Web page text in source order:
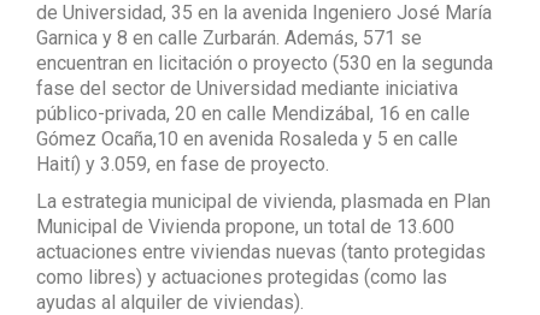
de Universidad, 35 en la avenida Ingeniero José María
Garnica y 8 en calle Zurbarán. Además, 571 se
encuentran en licitación o proyecto (530 en la segunda
fase del sector de Universidad mediante iniciativa
público-privada, 20 en calle Mendizábal, 16 en calle
Gómez Ocaña,10 en avenida Rosaleda y 5 en calle
Haití) y 3.059, en fase de proyecto.
La estrategia municipal de vivienda, plasmada en Plan
Municipal de Vivienda propone, un total de 13.600
actuaciones entre viviendas nuevas (tanto protegidas
como libres) y actuaciones protegidas (como las
ayudas al alquiler de viviendas).